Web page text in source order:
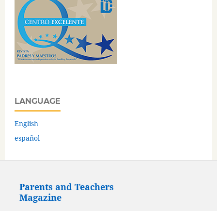
LANGUAGE
English
español
Parents and Teachers
Magazine